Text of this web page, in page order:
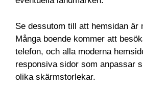
Se dessutom till att hemsidan är
Många boende kommer att
telefon, och alla moderna
responsiva sidor som anpassar
olika skärmstorlekar.